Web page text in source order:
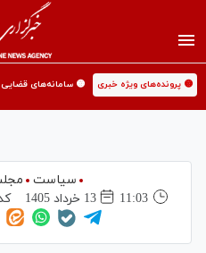
🟡 پرونده‌های ویژه خبری 🟡 سامانه‌های قضایی
سیاست
11:03
13 خرداد 1405